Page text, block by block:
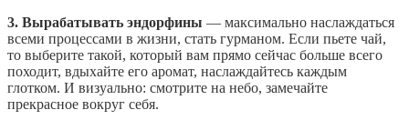
3. Вырабатывать эндорфины — максимально наслаждаться
всеми процессами в жизни, стать гурманом. Если пьете чай,
то выберите такой, который вам прямо сейчас больше всего
походит, вдыхайте его аромат, наслаждайтесь каждым
глотком. И визуально: смотрите на небо, замечайте
прекрасное вокруг себя.